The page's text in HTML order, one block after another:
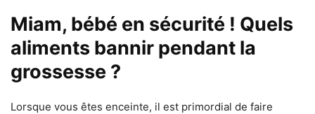
Miam, bébé en sécurité ! Quels
aliments bannir pendant la
grossesse ?
Lorsque vous êtes enceinte, il est primordial de faire